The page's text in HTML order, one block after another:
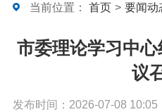
政府信息公开制度
当前位置： 首页 > 要闻动
市委理论学习中
议
发布时间：2026-07-08 10:05